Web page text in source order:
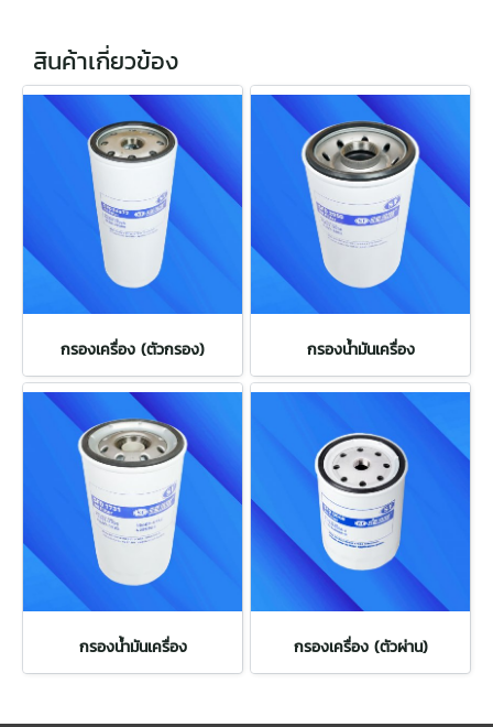
สินค้าเกี่ยวข้อง
กรองเครื่อง (ตัวกรอง) กรองน้ำมันเครื่อง
กรองน้ำมันเครื่อง กรองเครื่อง (ตัวผ่าน)